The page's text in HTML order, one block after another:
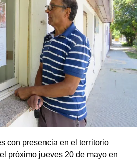
con presencia en el territorio
próximo jueves 20 de mayo en